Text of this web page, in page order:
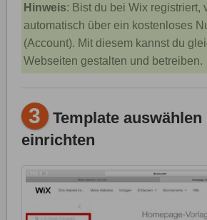
Hinweis: Bist du bei Wix registriert,
automatisch über ein kostenloses
(Account). Mit diesem kannst du
Webseiten gestalten und betreiben.
3 Template auswählen
einrichten